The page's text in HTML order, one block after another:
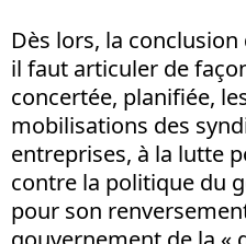
Dès lors, la
il faut articuler de
concertée, planifiée,
mobilisations des
entreprises, à la lutte
contre la politique du
pour son